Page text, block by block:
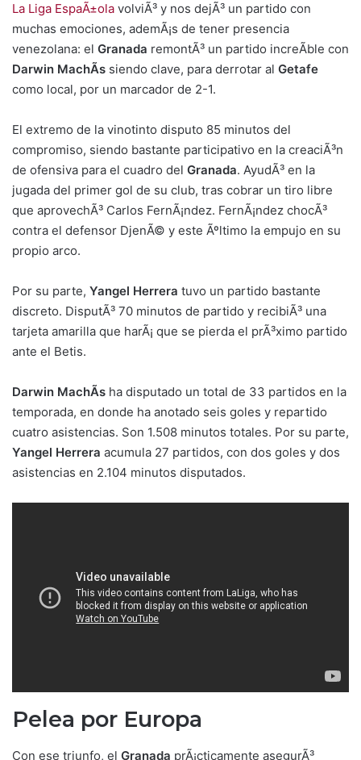
La Liga EspaÃ±ola volviÃ³ y nos dejÃ³ un partido con
muchas emociones, ademÃ¡s de tener presencia
venezolana: el Granada remontÃ³ un partido increÃ­ble con
Darwin MachÃ­s siendo clave, para derrotar al Getafe
como local, por un marcador de 2-1.
El extremo de la vinotinto disputo 85 minutos del
compromiso, siendo bastante participativo en la creaciÃ³n
de ofensiva para el cuadro del Granada. AyudÃ³ en la
jugada del primer gol de su club, tras cobrar un tiro libre
que aprovechÃ³ Carlos FernÃ¡ndez. FernÃ¡ndez chocÃ³
contra el defensor DjenÃ© y este Ãºltimo la empujo en su
propio arco.
Por su parte, Yangel Herrera tuvo un partido bastante
discreto. DisputÃ³ 70 minutos de partido y recibiÃ³ una
tarjeta amarilla que harÃ¡ que se pierda el prÃ³ximo partido
ante el Betis.
Darwin MachÃ­s ha disputado un total de 33 partidos en la
temporada, en donde ha anotado seis goles y repartido
cuatro asistencias. Son 1.508 minutos totales. Por su parte,
Yangel Herrera acumula 27 partidos, con dos goles y dos
asistencias en 2.104 minutos disputados.
Pelea por Europa
Con ese triunfo, el Granada prÃ¡cticamente asegurÃ³